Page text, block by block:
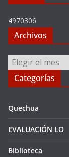
4970306
Archivos
Archivos
Categorías
Quechua
EVALUACIÓN LO
Biblioteca